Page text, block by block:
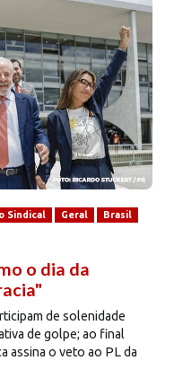
Sindical Geral Brasil
o dia da
de solenidade
de golpe; ao final
assina o veto ao PL da